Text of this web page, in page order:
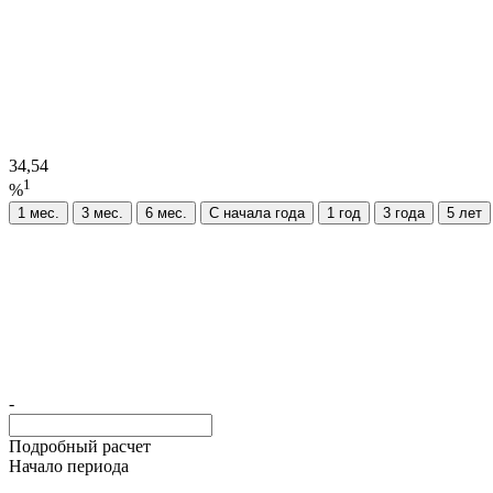
34,54
%1
1 мес.
3 мес. 6 мес. C начала года 1 год 3 года 5 лет
-
Подробный расчет
Начало периода